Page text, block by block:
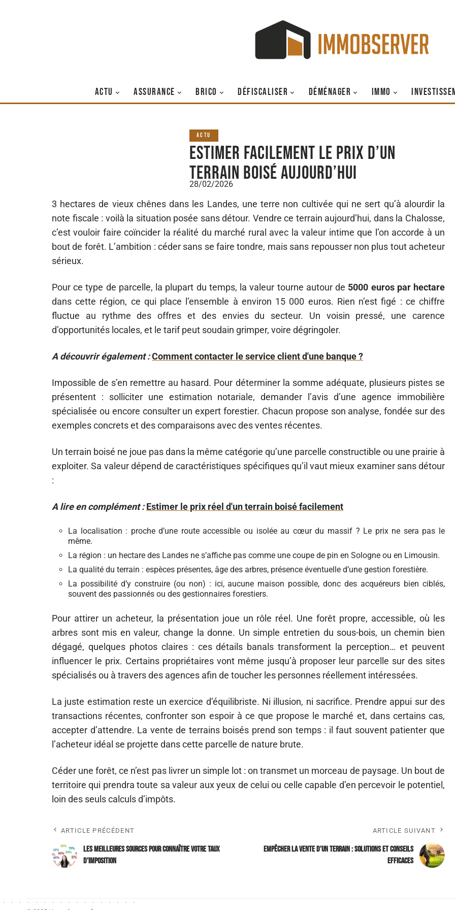
ACTU ASSURANCE BRICO DÉFISCALISER DÉMÉNAGER IMMO
ACTU
Estimer facilement le prix d’un
terrain boisé aujourd’hui
28/02/2026
3 hectares de vieux chênes dans les Landes, une terre non cultivée qui ne sert qu’à alourdir la
note fiscale : voilà la situation posée sans détour. Vendre ce terrain aujourd’hui, dans la Chalosse,
c’est vouloir faire coïncider la réalité du marché rural avec la valeur intime que l’on accorde à un
bout de forêt. L’ambition : céder sans se faire tondre, mais sans repousser non plus tout acheteur
sérieux.
Pour ce type de parcelle, la plupart du temps, la valeur tourne autour de 5000 euros par hectare
dans cette région, ce qui place l’ensemble à environ 15 000 euros. Rien n’est figé : ce chiffre
fluctue au rythme des offres et des envies du secteur. Un voisin pressé, une carence
d’opportunités locales, et le tarif peut soudain grimper, voire dégringoler.
A découvrir également :Comment contacter le service client d'une banque ?
Impossible de s’en remettre au hasard. Pour déterminer la somme adéquate, plusieurs pistes se
présentent : solliciter une estimation notariale, demander l’avis d’une agence immobilière
spécialisée ou encore consulter un expert forestier. Chacun propose son analyse, fondée sur des
exemples concrets et des comparaisons avec des ventes récentes.
Un terrain boisé ne joue pas dans la même catégorie qu’une parcelle constructible ou une prairie à
exploiter. Sa valeur dépend de caractéristiques spécifiques qu’il vaut mieux examiner sans détour
:
A lire en complément : Estimer le prix réel d'un terrain boisé facilement
La localisation : proche d’une route accessible ou isolée au cœur du massif ? Le prix ne sera pas le
même.
La région : un hectare des Landes ne s’affiche pas comme une coupe de pin en Sologne ou en Limousin.
La qualité du terrain : espèces présentes, âge des arbres, présence éventuelle d’une gestion forestière.
La possibilité d’y construire (ou non) : ici, aucune maison possible, donc des acquéreurs bien ciblés,
souvent des passionnés ou des gestionnaires forestiers.
Pour attirer un acheteur, la présentation joue un rôle réel. Une forêt propre, accessible, où les
arbres sont mis en valeur, change la donne. Un simple entretien du sous-bois, un chemin bien
dégagé, quelques photos claires : ces détails banals transforment la perception… et peuvent
influencer le prix. Certains propriétaires vont même jusqu’à proposer leur parcelle sur des sites
spécialisés ou à travers des agences afin de toucher les personnes réellement intéressées.
La juste estimation reste un exercice d’équilibriste. Ni illusion, ni sacrifice. Prendre appui sur des
transactions récentes, confronter son espoir à ce que propose le marché et, dans certains cas,
accepter d’attendre. La vente de terrains boisés prend son temps : il faut souvent patienter que
l’acheteur idéal se projette dans cette parcelle de nature brute.
Céder une forêt, ce n’est pas livrer un simple lot : on transmet un morceau de paysage. Un bout de
territoire qui prendra toute sa valeur aux yeux de celui ou celle capable d’en percevoir le potentiel,
loin des seuls calculs d’impôts.
ARTICLE PRÉCÉDENT
Les meilleures sources pour connaître votre taux
d’imposition
ARTICLE SUIVANT
Empêcher la vente d’un terrain : solutions et conseils
efficaces